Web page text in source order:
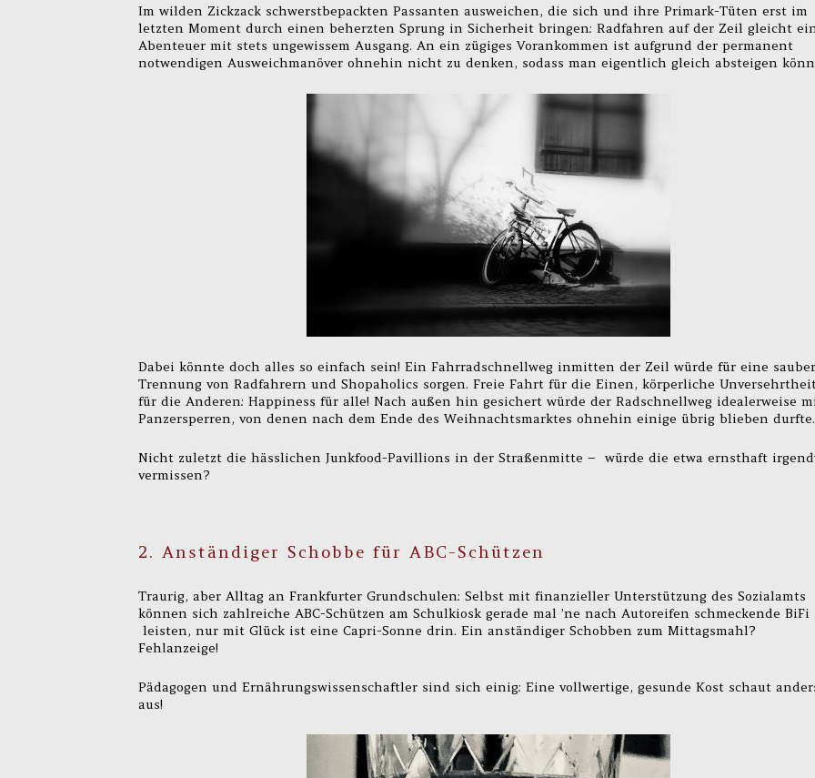
Im wilden Zickzack schwerstbepackten Passanten ausweichen, die sich und ihre Primark-Tüten erst im
letzten Moment durch einen beherzten Sprung in Sicherheit bringen: Radfahren auf der Zeil gleicht
Abenteuer mit stets ungewissem Ausgang. An ein zügiges Vorankommen ist aufgrund der permanent
notwendigen Ausweichmanöver ohnehin nicht zu denken, sodass man eigentlich gleich absteigen
Dabei könnte doch alles so einfach sein! Ein Fahrradschnellweg inmitten der Zeil würde für eine
Trennung von Radfahrern und Shopaholics sorgen. Freie Fahrt für die Einen, körperliche
für die Anderen: Happiness für alle! Nach außen hin gesichert würde der Radschnellweg idealerweise
Panzersperren, von denen nach dem Ende des Weihnachtsmarktes ohnehin einige übrig blieben durfte.
Nicht zuletzt die hässlichen Junkfood-Pavillions in der Straßenmitte – würde die etwa ernsthaft
vermissen?
2. Anständiger Schobbe für ABC-Schützen
Traurig, aber Alltag an Frankfurter Grundschulen: Selbst mit finanzieller Unterstützung des Sozialamts
können sich zahlreiche ABC-Schützen am Schulkiosk gerade mal ’ne nach Autoreifen schmeckende BiFi
leisten, nur mit Glück ist eine Capri-Sonne drin. Ein anständiger Schobben zum Mittagsmahl?
Fehlanzeige!
Pädagogen und Ernährungswissenschaftler sind sich einig: Eine vollwertige, gesunde Kost schaut
aus!